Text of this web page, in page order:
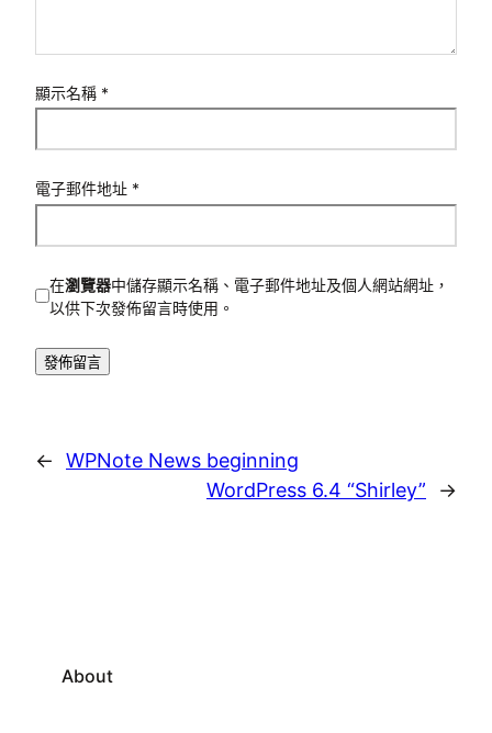
顯示名稱 *
電子郵件地址 *
在瀏覽器中儲存顯示名稱、電子郵件地址及個人網站網址，
以供下次發佈留言時使用。
←
WPNote News beginning
WordPress 6.4 “Shirley”
→
About